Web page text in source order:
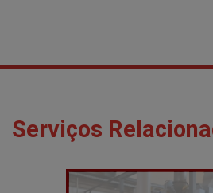
Serviços